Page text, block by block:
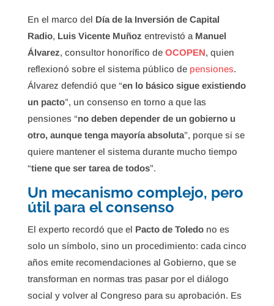
En el marco del Día de la Inversión de Capital
Radio, Luis Vicente Muñoz entrevistó a Manuel
Álvarez, consultor honorífico de OCOPEN, quien
reflexionó sobre el sistema público de pensiones.
Álvarez defendió que “en lo básico sigue existiendo
un pacto”, un consenso en torno a que las
pensiones “no deben depender de un gobierno u
otro, aunque tenga mayoría absoluta”, porque si se
quiere mantener el sistema durante mucho tiempo
“tiene que ser tarea de todos”.
Un mecanismo complejo, pero
útil para el consenso
El experto recordó que el Pacto de Toledono es
solo un símbolo, sino un procedimiento: cada cinco
años emite recomendaciones al Gobierno, que se
transforman en normas tras pasar por el diálogo
social y volver al Congreso para su aprobación. Es